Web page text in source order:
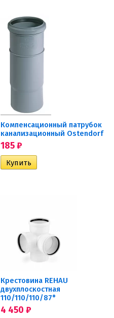
Компенсационный патрубок
канализационный Ostendorf
185₽
Крестовина REHAU
двухплоскостная
110/110/110/87°
4 450 ₽